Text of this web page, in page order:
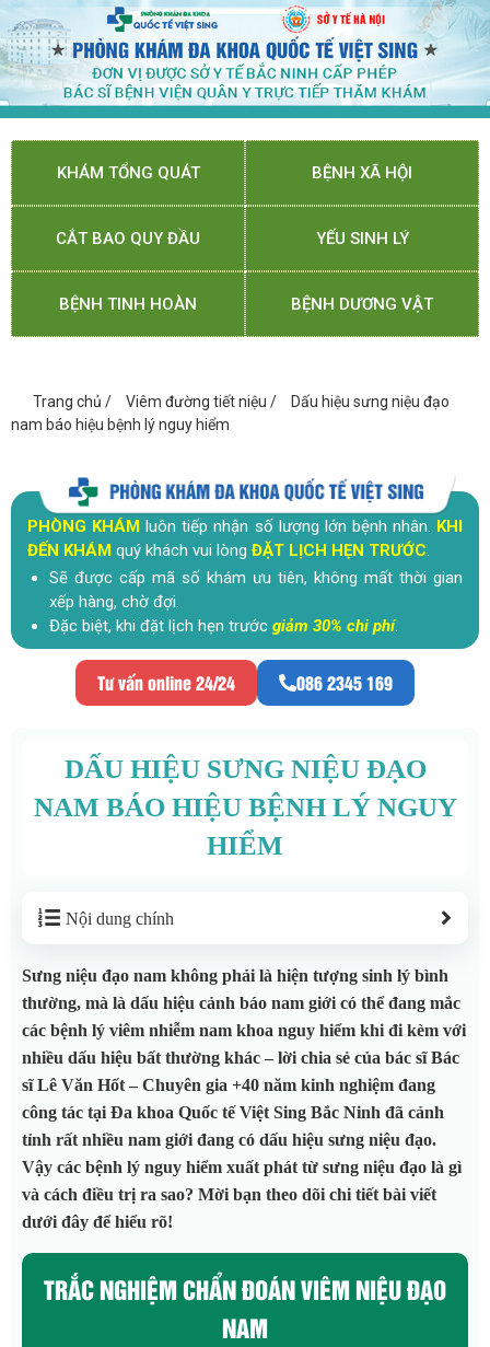
KHÁM TỔNG QUÁT BỆNH XÃ HỘI
CẮT BAO QUY ĐẦU YẾU SINH LÝ
BỆNH TINH HOÀN BỆNH DƯƠNG VẬT
Trang chủ / Viêm đường tiết niệu /
Dấu hiệu sưng niệu đạo
nam báo hiệu bệnh lý nguy hiểm
PHÒNG KHÁM luôn tiếp nhận số lượng lớn bệnh nhân. KHI
ĐẾN KHÁM quý khách vui lòng ĐẶT LỊCH HẸN TRƯỚC.
Sẽ được cấp mã số khám ưu tiên, không mất thời gian
xếp hàng, chờ đợi.
Đặc biệt, khi đặt lịch hẹn trước giảm 30% chi phí.
Tư vấn online 24/24 086 2345 169
DẤU HIỆU SƯNG NIỆU ĐẠO
NAM BÁO HIỆU BỆNH LÝ NGUY
HIỂM
Nội dung chính
Sưng niệu đạo nam không phải là hiện tượng sinh lý bình
thường, mà là dấu hiệu cảnh báo nam giới có thể đang mắc
các bệnh lý viêm nhiễm nam khoa nguy hiểm khi đi kèm với
nhiều dấu hiệu bất thường khác – lời chia sẻ của bác sĩ Bác
sĩ Lê Văn Hốt – Chuyên gia +40 năm kinh nghiệm đang
công tác tại Đa khoa Quốc tế Việt Sing Bắc Ninh đã cảnh
tỉnh rất nhiều nam giới đang có dấu hiệu sưng niệu đạo.
Vậy các bệnh lý nguy hiểm xuất phát từ sưng niệu đạo là gì
và cách điều trị ra sao? Mời bạn theo dõi chi tiết bài viết
dưới đây để hiểu rõ!
TRẮC NGHIỆM CHẨN ĐOÁN VIÊM NIỆU ĐẠO
NAM